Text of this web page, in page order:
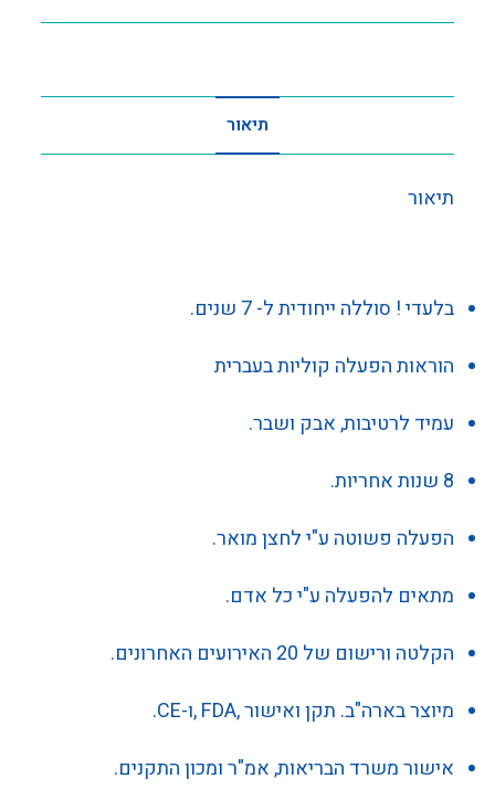
תיאור
תיאור
בלעדי ! סוללה ייחודית ל- 7 שנים.
הוראות הפעלה קוליות בעברית
עמיד לרטיבות, אבק ושבר.
8 שנות אחריות.
הפעלה פשוטה ע"י לחצן מואר.
מתאים להפעלה ע"י כל אדם.
הקלטה ורישום של 20 האירועים האחרונים.
מיוצר בארה"ב. תקן ואישור ,FDA,ו-CE
.
אישור משרד הבריאות, אמ"ר ומכון התקנים.